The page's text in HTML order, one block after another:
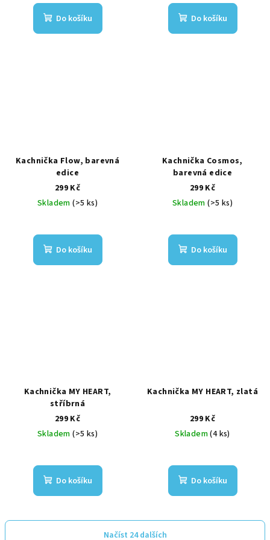
Do košíku Do košíku
Kachnička Flow, barevná
edice
299 Kč
Skladem(>5 ks)
Do košíku
Kachnička Cosmos,
barevná edice
299 Kč
Skladem(>5 ks)
Do košíku
Kachnička MY HEART,
stříbrná
299 Kč
Skladem(>5 ks)
Do košíku
Kachnička MY HEART, zlatá
299 Kč
Skladem(4 ks)
Do košíku
Načíst 24 dalších